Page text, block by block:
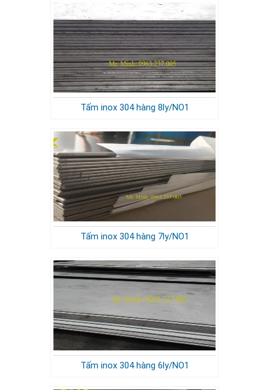
Tấm inox 304 hàng 8ly/NO1
Tấm inox 304 hàng 7ly/NO1
Tấm inox 304 hàng 6ly/NO1